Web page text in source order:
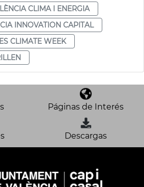
CLIMA I ENERGIA
INNOVATION CAPITAL
CLIMATE WEEK
Páginas de Interés
Descargas